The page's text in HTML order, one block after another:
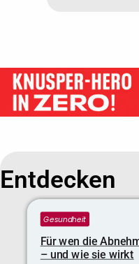
Entdecken
Gesundheit
Für wen die
– und wie sie wirkt